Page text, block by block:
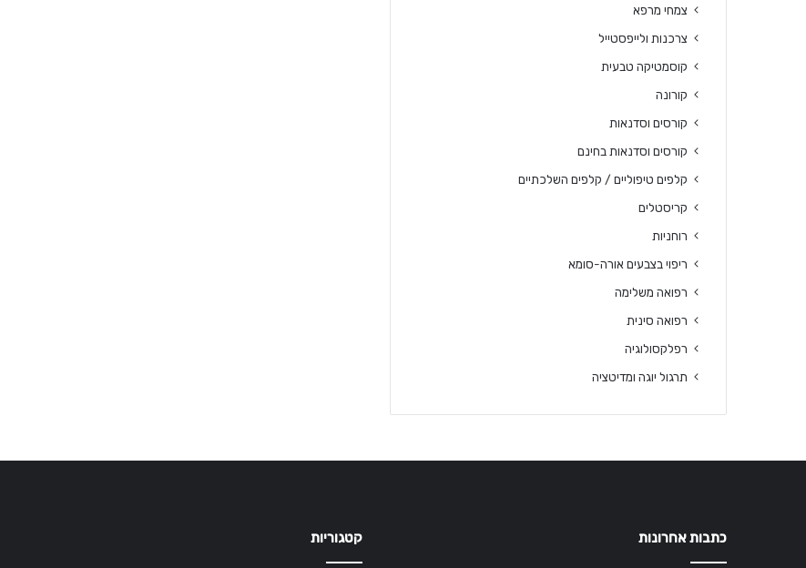
צמחי מרפא
צרכנות ולייפסטייל
קוסמטיקה טבעית
קורונה
קורסים וסדנאות
קורסים וסדנאות בחינם
קלפים טיפוליים / קלפים השלכתיים
קריסטלים
רוחניות
ריפוי בצבעים אורה-סומא
רפואה משלימה
רפואה סינית
רפלקסולוגיה
תרגול יוגה ומדיטציה
כתבות אחרונות קטגוריות